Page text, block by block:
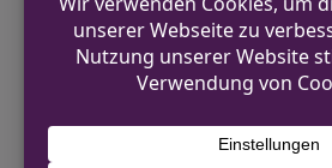
Quelle:Kölner Stadt-
Rheinkirmes Düsseldorf